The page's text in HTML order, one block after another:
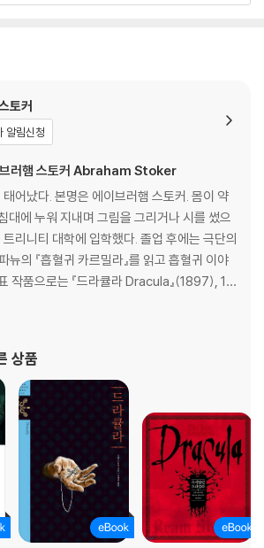
토커
알림신청
러햄 스토커 Abraham Stoker
어났다. 본명은 에이브러햄 스토커. 몸이 약
대에 누워 지내며 그림을 그리거나 시를 썼으
리니티 대학에 입학했다. 졸업 후에는 극단의
뉴의 『흡혈귀 카르밀라』를 읽고 흡혈귀 이야
이디어를 얻은 괴기소설 『드라큘라』를 발
드라큘라』는 현실적인 가상의 글을 모아 놓
의 수준
상품